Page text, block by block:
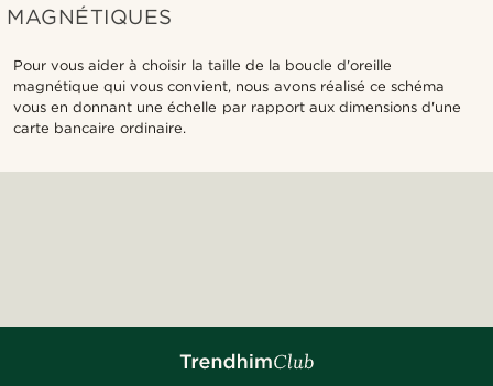
MAGNÉTIQUES
Pour vous aider à choisir la taille de la boucle d'oreille
magnétique qui vous convient, nous avons réalisé ce schéma
vous en donnant une échelle par rapport aux dimensions d'une
carte bancaire ordinaire.